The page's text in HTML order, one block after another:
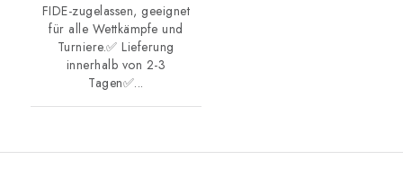
FIDE-zugelassen, geeignet
für alle Wettkämpfe und
Turniere.✅ Lieferung
innerhalb von 2-3
Tagen✅...